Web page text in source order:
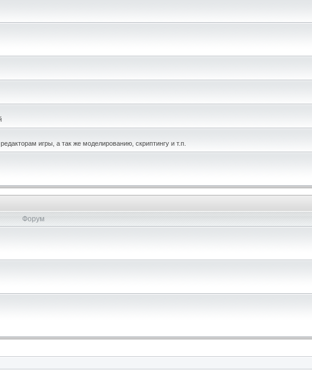
игры, а так же моделированию, скриптингу и т.п.
Форум